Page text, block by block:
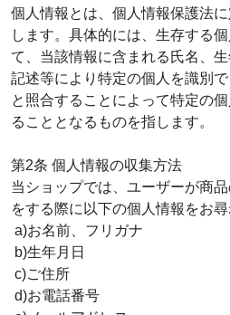
個人情報とは、個人情報保護法
します。具体的には、生存する
て、当該情報に含まれる氏名、
記述等により特定の個人を識別
と照合することによって特定の
ることとなるものを指します。
第2条 個人情報の収集方法
当ショップでは、ユーザーが商
をする際に以下の個人情報をお
a)お名前、フリガナ
b)生年月日
c)ご住所
d)お電話番号